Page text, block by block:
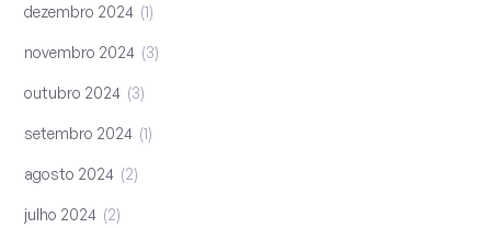
dezembro 2024 1
novembro 2024 3
outubro 2024 3
setembro 2024 1
agosto 2024 2
julho 2024 2